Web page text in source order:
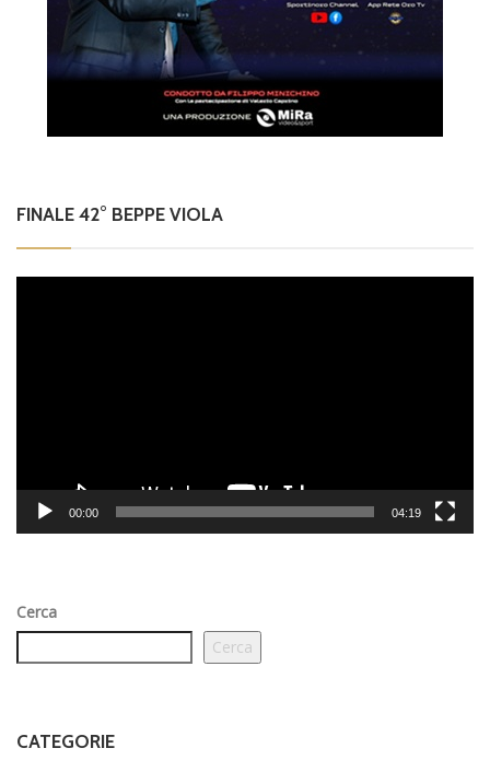
FINALE 42° BEPPE VIOLA
00:00 04:19
Cerca
Cerca
CATEGORIE